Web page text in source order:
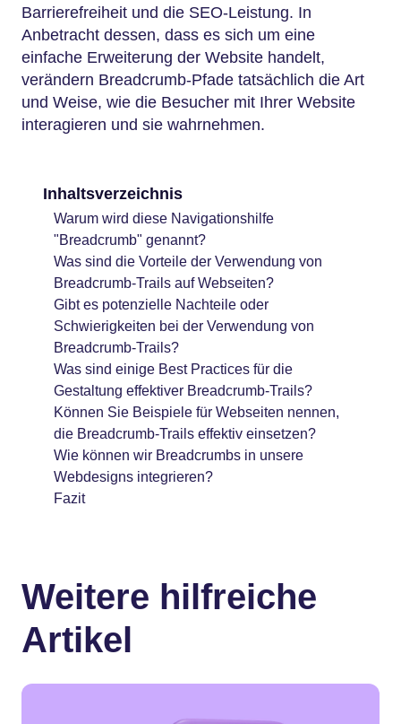
Barrierefreiheit und die SEO-Leistung. In
Anbetracht dessen, dass es sich um eine
einfache Erweiterung der Website handelt,
verändern Breadcrumb-Pfade tatsächlich die Art
und Weise, wie die Besucher mit Ihrer Website
interagieren und sie wahrnehmen.
Inhaltsverzeichnis
Warum wird diese Navigationshilfe
"Breadcrumb" genannt?
Was sind die Vorteile der Verwendung von
Breadcrumb-Trails auf Webseiten?
Gibt es potenzielle Nachteile oder
Schwierigkeiten bei der Verwendung von
Breadcrumb-Trails?
Was sind einige Best Practices für die
Gestaltung effektiver Breadcrumb-Trails?
Können Sie Beispiele für Webseiten nennen,
die Breadcrumb-Trails effektiv einsetzen?
Wie können wir Breadcrumbs in unsere
Webdesigns integrieren?
Fazit
Weitere hilfreiche
Artikel